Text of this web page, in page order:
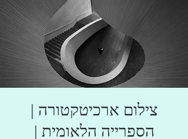
צילום ארכיטקטורה |
הספרייה הלאומית |